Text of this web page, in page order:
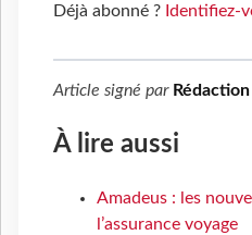
Déjà abonné ? Identifiez-
Article signé par Rédaction
À lire aussi
Amadeus : les
l’assurance voyage